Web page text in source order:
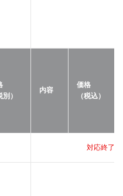
別）
内容
価格
（税込）
対応終了